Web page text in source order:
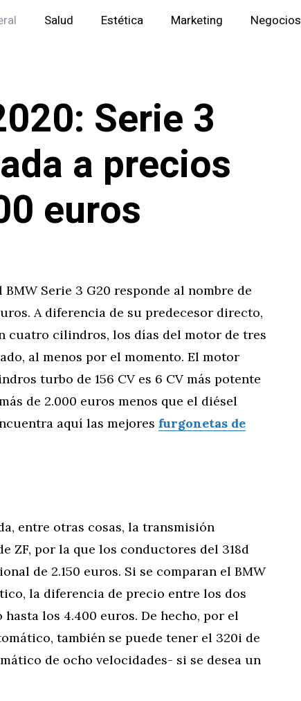
Salud Estética Marketing Negocios
Serie 3
a precios
euros
Serie 3 G20 responde al nombre de
A diferencia de su predecesor directo,
cuatro cilindros, los días del motor de tres
al menos por el momento. El motor
turbo de 156 CV es 6 CV más potente
de 2.000 euros menos que el diésel
aquí las mejores furgonetas de
entre otras cosas, la transmisión
ZF, por la que los conductores del 318d
de 2.150 euros. Si se comparan el BMW
la diferencia de precio entre los dos
los 4.400 euros. De hecho, por el
también se puede tener el 320i de
de ocho velocidades- si se desea un